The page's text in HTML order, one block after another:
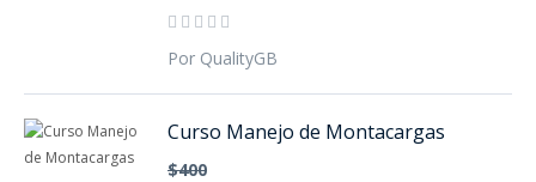
Por QualityGB
Curso Manejo de Montacargas
$400